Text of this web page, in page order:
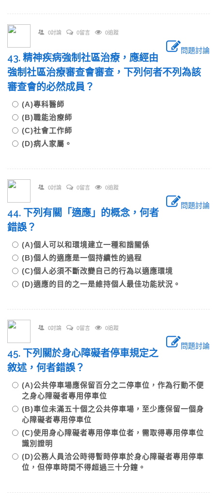
0討論 0留言 0追蹤
問題討論
43. 精神疾病強制社區治療，應經由
強制社區治療審查會審查，下列何者不列為該
審查會的必然成員？
(A)專科醫師
(B)職能治療師
(C)社會工作師
(D)病人家屬。
0討論 0留言 0追蹤
問題討論
44. 下列有關「適應」的概念，何者
錯誤？
(A)個人可以和環境建立一種和諧關係
(B)個人的適應是一個持續性的過程
(C)個人必須不斷改變自己的行為以適應環境
(D)適應的目的之一是維持個人最佳功能狀況。
0討論 0留言 0追蹤
問題討論
45. 下列關於身心障礙者停車規定之
敘述，何者錯誤？
(A)公共停車場應保留百分之二停車位，作為行動不便
之身心障礙者專用停車位
(B)車位未滿五十個之公共停車場，至少應保留一個身
心障礙者專用停車位
(C)使用身心障礙者專用停車位者，需取得專用停車位
識別證明
(D)公務人員洽公時得暫時停車於身心障礙者專用停車
位，但停車時間不得超過三十分鐘。